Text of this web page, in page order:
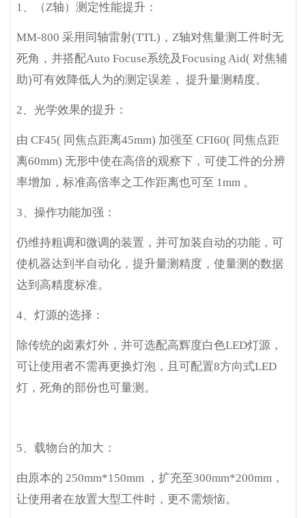
1、（Z轴）测定性能提升：
MM-800 采用同轴雷射(TTL)，Z轴对焦量测工件时无
死角，并搭配Auto Focuse系统及Focusing Aid( 对焦辅
助)可有效降低人为的测定误差， 提升量测精度。
2、光学效果的提升：
由 CF45( 同焦点距离45mm) 加强至 CFI60( 同焦点距
离60mm) 无形中使在高倍的观察下，可使工件的分辨
率增加，标准高倍率之工作距离也可至 1mm 。
3、操作功能加强：
仍维持粗调和微调的装置，并可加装自动的功能，可
使机器达到半自动化，提升量测精度，使量测的数据
达到高精度标准。
4、灯源的选择：
除传统的卤素灯外，并可选配高辉度白色LED灯源，
可让使用者不需再更换灯泡，且可配置8方向式LED
灯，死角的部份也可量测。
5、载物台的加大：
由原本的 250mm*150mm ，扩充至300mm*200mm，
让使用者在放置大型工件时，更不需烦恼。